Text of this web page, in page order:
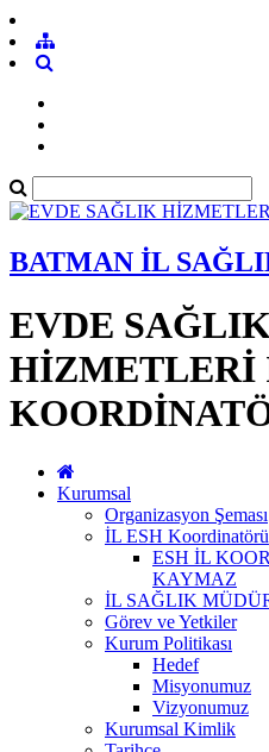
BATMAN İL
EVDE
HİZMETLERİ
Kurumsal
Organizasyon Şeması
İL ESH Koordinatörü
ESH İL
KAYMAZ
İL SAĞLIK
Görev ve Yetkiler
Kurum Politikası
Hedef
Misyonumuz
Vizyonumuz
Kurumsal Kimlik